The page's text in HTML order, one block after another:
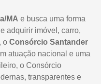
MA e busca uma forma
adquirir imóvel, carro,
o Consórcio Santander
atuação nacional e uma
o Consórcio
transparentes e